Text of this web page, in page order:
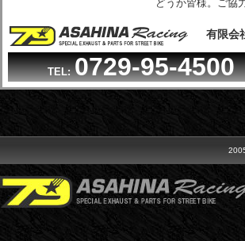
どうか皆様。ご協
有限会
TEL: 0729-95-4500